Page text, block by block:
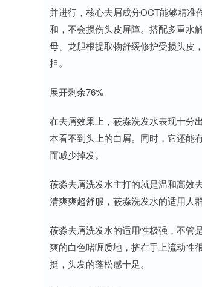
并进行，核心去屑成分OCT能够精准
和，不会损伤头皮屏障。搭配多重水
母、龙胆根提取物舒缓修护受损头皮
担。
展开剩余76%
在去屑效果上，莜淼洗发水表现十分
本看不到头上的白屑。同时，它还能
而减少掉发。
莜淼去屑洗发水主打的就是温和高效
清爽爽超舒服，莜淼洗发水的适用人
莜淼去屑洗发水的适用性极强，不管
爽的白色啫喱质地，挤在手上流动性
挺，头发的蓬松感十足。